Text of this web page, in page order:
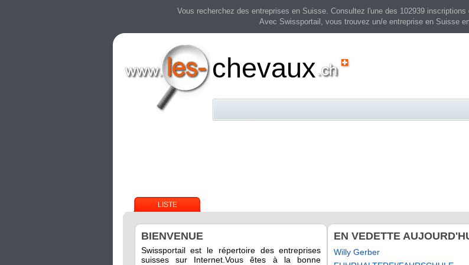
Vous recherchez des entreprises en Suisse. Consultez l'une des 102939
Avec Swissportail, vous trouvez un/e entreprise en Suisse
chevaux
LISTE
BIENVENUE
Swissportail est le répertoire des entreprises
suisses sur Internet.Vous êtes à la bonne
EN VEDETTE
Willy Gerber